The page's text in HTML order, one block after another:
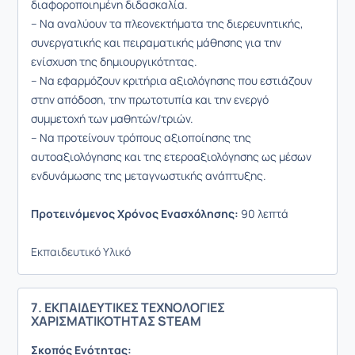
διαφοροποιημένη διδασκαλία.
– Να αναλύουν τα πλεονεκτήματα της διερευνητικής,
συνεργατικής και πειραματικής μάθησης για την
ενίσχυση της δημιουργικότητας.
– Να εφαρμόζουν κριτήρια αξιολόγησης που εστιάζουν
στην απόδοση, την πρωτοτυπία και την ενεργό
συμμετοχή των μαθητών/τριών.
– Να προτείνουν τρόπους αξιοποίησης της
αυτοαξιολόγησης και της ετεροαξιολόγησης ως μέσων
ενδυνάμωσης της μεταγνωστικής ανάπτυξης.
Προτεινόμενος Χρόνος Ενασχόλησης: 90 λεπτά
Εκπαιδευτικό Υλικό
7. ΕΚΠΑΙΔΕΥΤΙΚΕΣ ΤΕΧΝΟΛΟΓΙΕΣ
ΧΑΡΙΣΜΑΤΙΚΟΤΗΤΑΣ STEAM
Σκοπός Ενότητας: